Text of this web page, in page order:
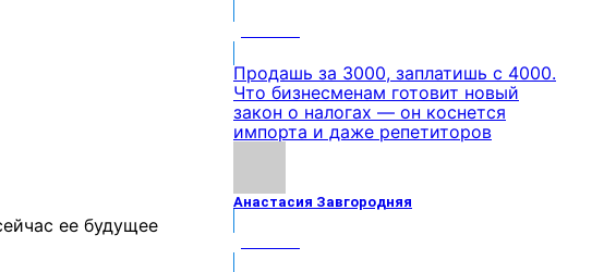
Продашь за 3000, заплатишь с 4000.
Что бизнесменам готовит новый
закон о налогах — он коснется
импорта и даже репетиторов
Анастасия Завгородняя